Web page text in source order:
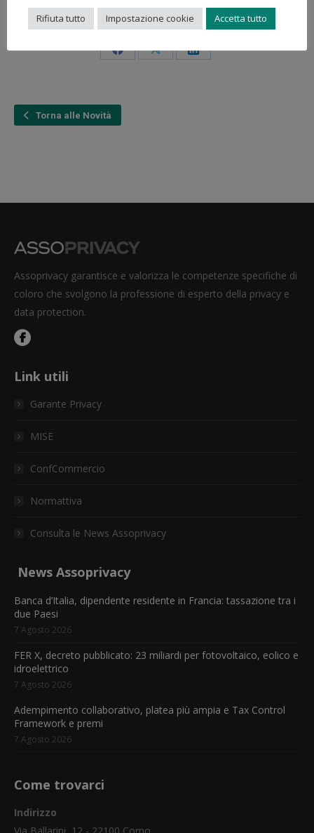
Condividi questo articolo
Condividi
Facebook
CondividiCondividi
Torna alle Novità
Assoprivacy garantisce e valorizza le competenze specifiche di
coloro che svolgono la professione di esperto della privacy e
data protection.
Link utili
Garante Privacy
MISE
ConfCommercio
Normattiva
Consulta le News Assoprivacy
News Assoprivacy
Banca d’Italia, dipendente residente in Francia: tassazione tra i
due Paesi
7 Agosto 2026
FER X, decreto pubblicato: 23 miliardi per fotovoltaico, eolico e
idroelettrico
7 Agosto 2026
Adempimento collaborativo, platea più ampia e Tax Control
Framework e premi
7 Agosto 2026
Come trovarci
Indirizzo
Rifiuta tutto Impostazione cookie Accetta tutto